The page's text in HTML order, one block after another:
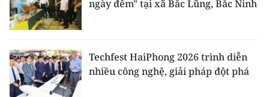
ngày đêm" tại xã Bắc Lũng, Bắc Ninh
Techfest HaiPhong 2026 trình diễn
nhiều công nghệ, giải pháp đột phá